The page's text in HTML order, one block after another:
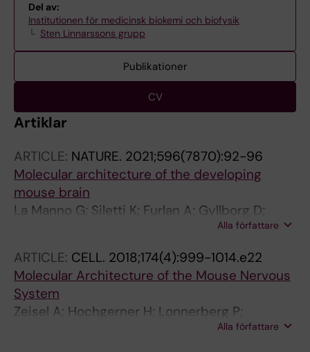
Del av:
Institutionen för medicinsk biokemi och biofysik
Sten Linnarssons grupp
Publikationer
CV
Artiklar
ARTICLE: NATURE. 2021;596(7870):92-96
Molecular architecture of the developing
mouse brain
La Manno G; Siletti K; Furlan A; Gyllborg D;
Vinsland E; Mossi Albiach A; Mattsson
Langseth C; Khven I; Lederer AR; Dratva LM;
Johnsson A; Nilsson M; Lonnerberg P;
Linnarsson S
Alla författare
ARTICLE: CELL. 2018;174(4):999-1014.e22
Molecular Architecture of the Mouse Nervous
System
Zeisel A; Hochgerner H; Lonnerberg P;
Johnsson A; Memic F; van der Zwan J; Haring
M; Braun E; Borm LE; La Manno G; Codeluppi S;
Alla författare